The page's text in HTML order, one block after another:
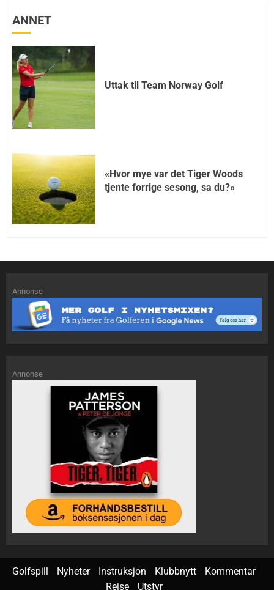
ANNET
Uttak til Team Norway Golf
«Hvor mye var det Tiger Woods
tjente forrige sesong, sa du?»
Annonse
Annonse
Golfspill Nyheter Instruksjon Klubbnytt
Kommentar
Reise
Utstyr